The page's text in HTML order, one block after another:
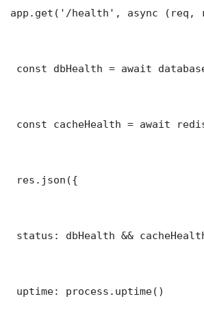
app.get('/health', async (req,
const dbHealth = await
const cacheHealth = await
res.json({
status: dbHealth &&
uptime: process.uptime()